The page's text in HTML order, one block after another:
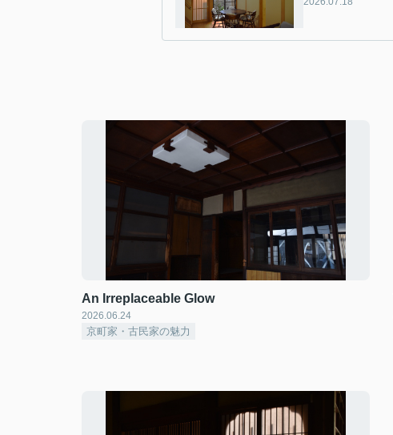
An Irreplaceable Glow
2026.06.24
京町家・古民家の魅力